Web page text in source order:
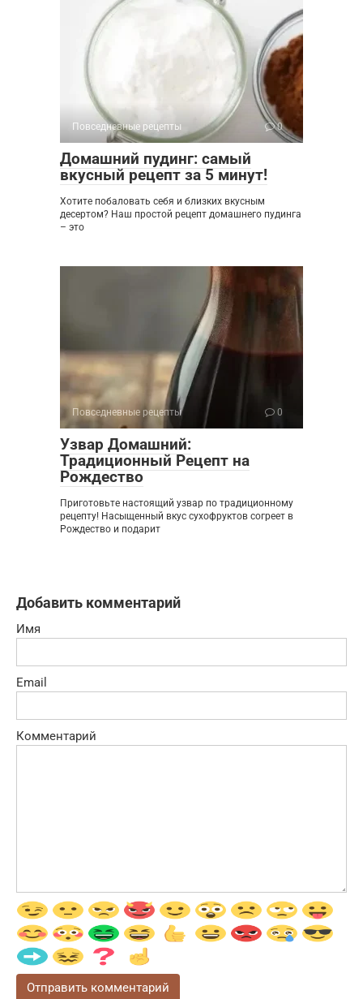
Повседневные рецепты 0
Домашний пудинг: самый
вкусный рецепт за 5 минут!
Хотите побаловать себя и близких вкусным
десертом? Наш простой рецепт домашнего пудинга
– это
Повседневные рецепты 0
Узвар Домашний:
Традиционный Рецепт на
Рождество
Приготовьте настоящий узвар по традиционному
рецепту! Насыщенный вкус сухофруктов согреет в
Рождество и подарит
Добавить комментарий
Имя
Email
Комментарий